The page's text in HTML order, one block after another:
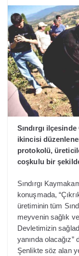
Sındırgı ilçesinde
ikincisi
protokolü,
coşkulu bir
Sındırgı
konuşmada,
üretiminin tüm
meyvenin sağlık
Devletimizin
yanında olacağız”
Şenlikte söz alan